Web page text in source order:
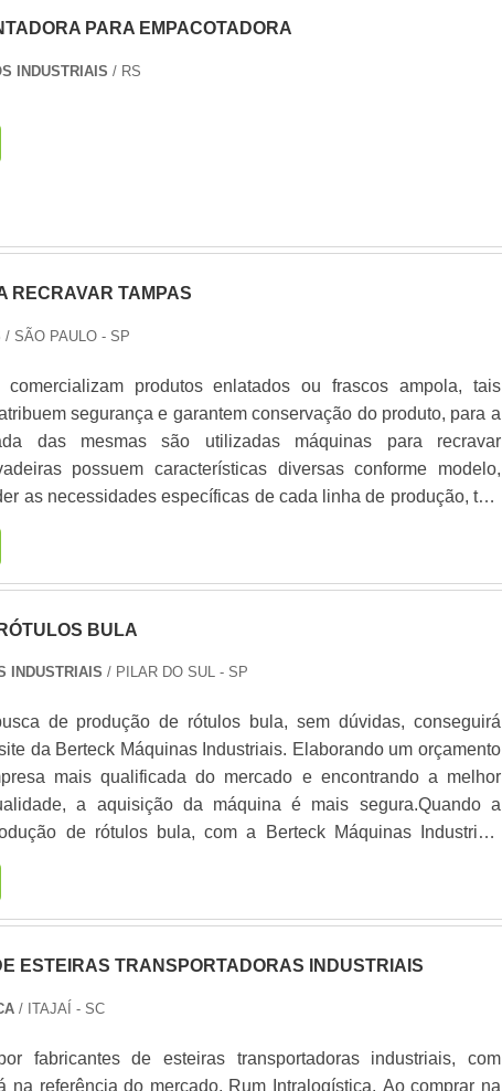
PARA EMPACOTADORA
INDUSTRIAIS / RS
RECRAVAR TAMPAS
/ SÃO PAULO - SP
comercializam produtos enlatados ou frascos ampola, tais
segurança e garantem conservação do produto, para a
das mesmas são utilizadas máquinas para recravar
possuem características diversas conforme modelo,
as necessidades específicas de cada linha de produção, tais
de produção e tipo de embalagem. Principais
Matéria-prima de alta performance; Dur.
BULA
INDUSTRIAIS / PILAR DO SUL - SP
de produção de rótulos bula, sem dúvidas, conseguirá
da Berteck Máquinas Industriais. Elaborando um orçamento
mais qualificada do mercado e encontrando a melhor
a aquisição da máquina é mais segura.Quando a
de rótulos bula, com a Berteck Máquinas Industriais
com comprometimento com os resultados dos clientes.MAIS
SOBRE A PRODUÇÃO DE RÓTULOS BULAHá muitas
de demonstrar competência e excelência em uma área de
com: Escritório de alta qualidade onde são realizadas as
de última geração; Estrutura suficiente para atender
Ainda com uma visão analítica sobre a produção de rótulos
se buscar uma empresa que tenha produtos e serviços com
ESTEIRAS TRANSPORTADORAS INDUSTRIAIS
/ ITAJAÍ - SC
fabricantes de esteiras transportadoras industriais, com
na referência do mercado, Rum Intralogística. Ao comprar na